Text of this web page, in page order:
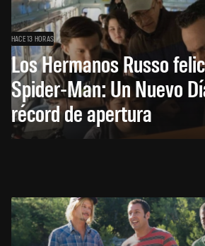
HACE 13 HORAS
Los Hermanos Russo
Spider-Man: Un Nuevo
récord de apertura